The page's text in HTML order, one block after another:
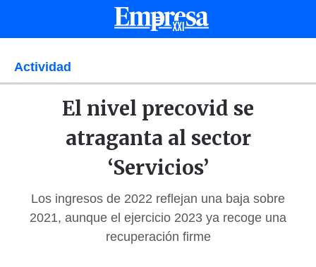
Actividad
El nivel precovid se
atraganta al sector
‘Servicios’
Los ingresos de 2022 reflejan una baja sobre
2021, aunque el ejercicio 2023 ya recoge una
recuperación firme